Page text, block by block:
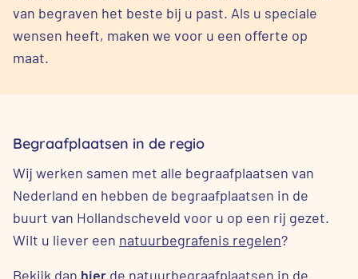
van begraven het beste bij u past. Als u speciale
wensen heeft, maken we voor u een offerte op
maat.
Begraafplaatsen in de regio
Wij werken samen met alle begraafplaatsen van
Nederland en hebben de begraafplaatsen in de
buurt van Hollandscheveld voor u op een rij gezet.
Wilt u liever een natuurbegrafenis regelen?
Bekijk dan hier de natuurbegraafplaatsen in de